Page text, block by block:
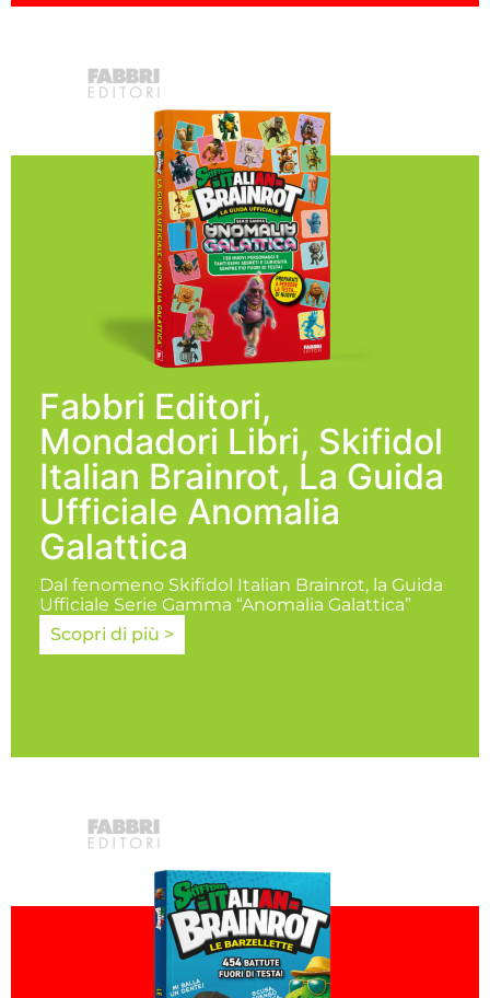
Fabbri Editori,
Mondadori Libri, Skifidol
Italian Brainrot, La Guida
Ufficiale Anomalia
Galattica
Dal fenomeno Skifidol Italian Brainrot, la Guida
Ufficiale Serie Gamma “Anomalia Galattica”
Scopri di più >